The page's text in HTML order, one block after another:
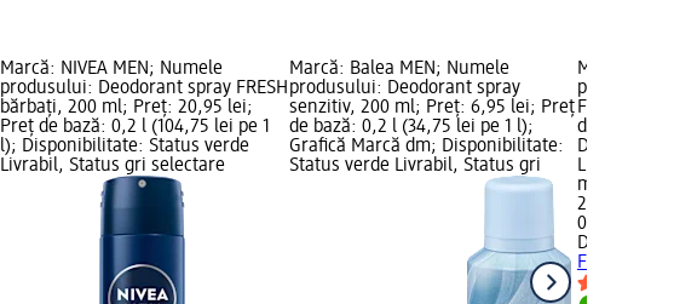
Marcă: NIVEA MEN; Numele
produsului: Deodorant spray FRESH
bărbați, 200 ml; Preț: 20,95 lei;
Preț de bază: 0,2 l (104,75 lei pe 1
l); Disponibilitate: Status verde
Livrabil, Status gri selectare
Marcă: Balea MEN; Numele
produsului: Deodorant spray
senzitiv, 200 ml; Preț: 6,95 lei; Preț
de bază: 0,2 l (34,75 lei pe 1 l);
Grafică Marcă dm; Disponibilitate:
Status verde Livrabil, Status gri
Marcă:
produsului:
FRESH,
de bază:
Livrabil,
magazin
21,95 lei
0,2 l
Dove
FRESH,